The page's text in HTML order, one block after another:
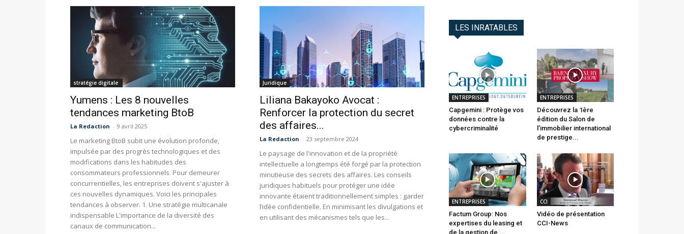
stratégie digitale
Yumens : Les 8 nouvelles
tendances marketing BtoB
La Redaction - 9 avril 2025
Le marketing BtoB subit une évolution profonde,
impulsée par des progrès technologiques et des
modifications dans les habitudes des
consommateurs professionnels. Pour demeurer
concurrentielles, les entreprises doivent s'ajuster à
ces nouvelles dynamiques. Voici les principales
tendances à observer. 1. Une stratégie multicanale
indispensable L'importance de la diversité des
canaux de communication...
Juridique
Liliana Bakayoko Avocat :
Renforcer la protection du secret
des affaires...
La Redaction - 23 septembre 2024
Le paysage de l'innovation et de la propriété
intellectuelle a longtemps été forgé par la protection
minutieuse des secrets des affaires. Les conseils
juridiques habituels pour protéger une idée
innovante étaient traditionnellement simples : garder
l’idée confidentielle. En minimisant les divulgations et
en utilisant des mécanismes tels que les...
LES INRATABLES
ENTREPRISES
Capgemini : Protège vos
données contre la
cybercriminalité
ENTREPRISES
Découvrez la 1ère
édition du Salon de
l’immobilier international
de prestige...
ENTREPRISES
Factum Group: Nos
expertises du leasing et
de la gestion de...
CCI
Vidéo de présentation
CCI-News